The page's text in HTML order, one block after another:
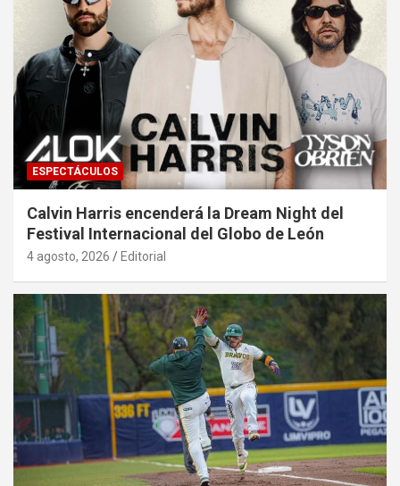
ESPECTÁCULOS
Calvin Harris encenderá la Dream Night del
Festival Internacional del Globo de León
4 agosto, 2026 Editorial